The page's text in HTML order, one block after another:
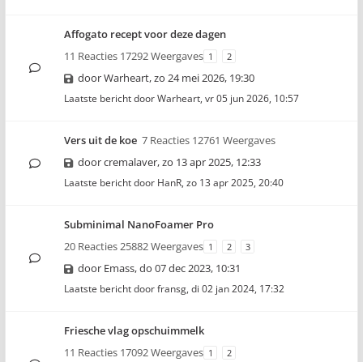
Affogato recept voor deze dagen
11 Reacties 17292 Weergaves 1 2
doorWarheart,zo 24 mei 2026, 19:30
Laatste bericht doorWarheart, vr 05 jun 2026, 10:57
Vers uit de koe 7 Reacties 12761 Weergaves
doorcremalaver,zo 13 apr 2025, 12:33
Laatste bericht door HanR, zo 13 apr 2025, 20:40
Subminimal NanoFoamer Pro
20 Reacties 25882 Weergaves 1 2 3
door Emass,do 07 dec 2023, 10:31
Laatste bericht doorfransg, di 02 jan 2024, 17:32
Friesche vlag opschuimmelk
11 Reacties 17092 Weergaves 1 2